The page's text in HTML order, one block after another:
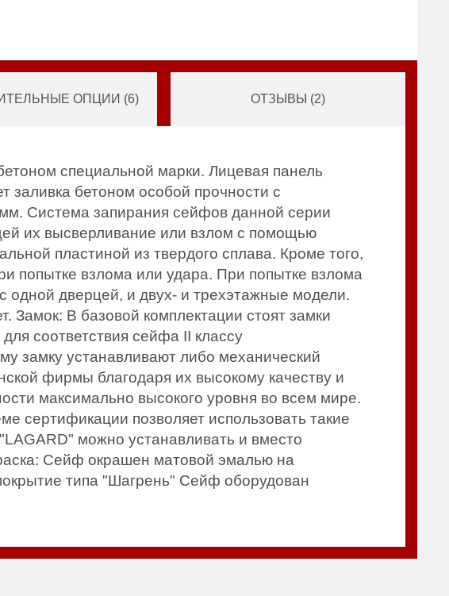
ОПЦИИ (6) ОТЗЫВЫ (2)
специальной марки. Лицевая панель
заливка бетоном особой прочности с
Система запирания сейфов данной серии
их высверливание или взлом с помощью
пластиной из твердого сплава. Кроме того,
попытке взлома или удара. При попытке взлома
одной дверцей, и двух- и трехэтажные модели.
В базовой комплектации стоят замки
соответствия сейфа II классу
замку устанавливают либо механический
фирмы благодаря их высокому качеству и
максимально высокого уровня во всем мире.
сертификации позволяет использовать такие
можно устанавливать и вместо
Сейф окрашен матовой эмалью на
типа "Шагрень" Сейф оборудован